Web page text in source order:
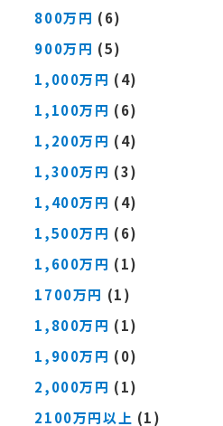
800万円 (6)
900万円 (5)
1,000万円 (4)
1,100万円 (6)
1,200万円 (4)
1,300万円 (3)
1,400万円 (4)
1,500万円 (6)
1,600万円 (1)
1700万円 (1)
1,800万円 (1)
1,900万円 (0)
2,000万円 (1)
2100万円以上 (1)